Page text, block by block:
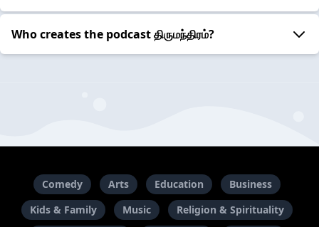
Who creates the podcast திருமந்திரம்?
Comedy Arts Education
Business
Kids & Family
Music Religion & Spirituality